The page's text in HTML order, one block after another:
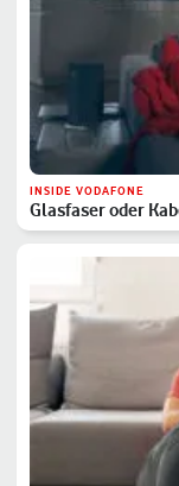
INSIDE VODAFONE
Glasfaser oder